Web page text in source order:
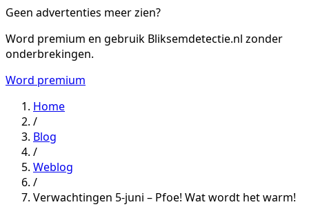
Geen advertenties meer zien?
Word premium en gebruik Bliksemdetectie.nl zonder
onderbrekingen.
Word premium
Home
/
Blog
/
Weblog
/
Verwachtingen 5-juni – Pfoe! Wat wordt het warm!